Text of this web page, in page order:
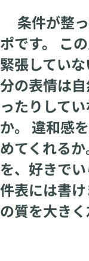
条件が整
ポです。 こ
緊張してい
分の表情は
ったりして
か。 違和感
めてくれる
を、好きで
件表には書
の質を大きく